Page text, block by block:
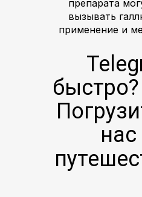
препарата
вызывать
применение и